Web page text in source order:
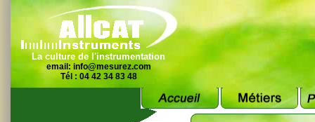
La culture de l'instrumentation
email: info@mesurez.com
Tél : 04 42 34 83 48